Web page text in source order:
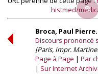
histmed/
Broca, Paul Pierre.
Discours prononcé
[Paris, Impr.
Page à Page
Par
Sur Internet